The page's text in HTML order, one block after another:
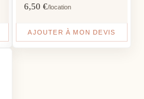
6,50 €/location
AJOUTER À MON DEVIS